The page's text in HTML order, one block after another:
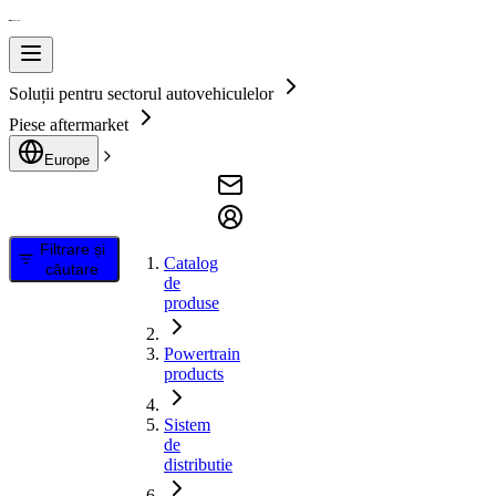
Soluții pentru sectorul autovehiculelor
Piese aftermarket
Europe
Filtrare și
căutare
Catalog
de
produse
Powertrain
products
Sistem
de
distributie